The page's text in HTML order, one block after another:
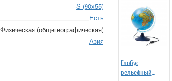
S (90х55)
Есть
Физическая (общегеографическая)
Азия
Глобус
рельефный